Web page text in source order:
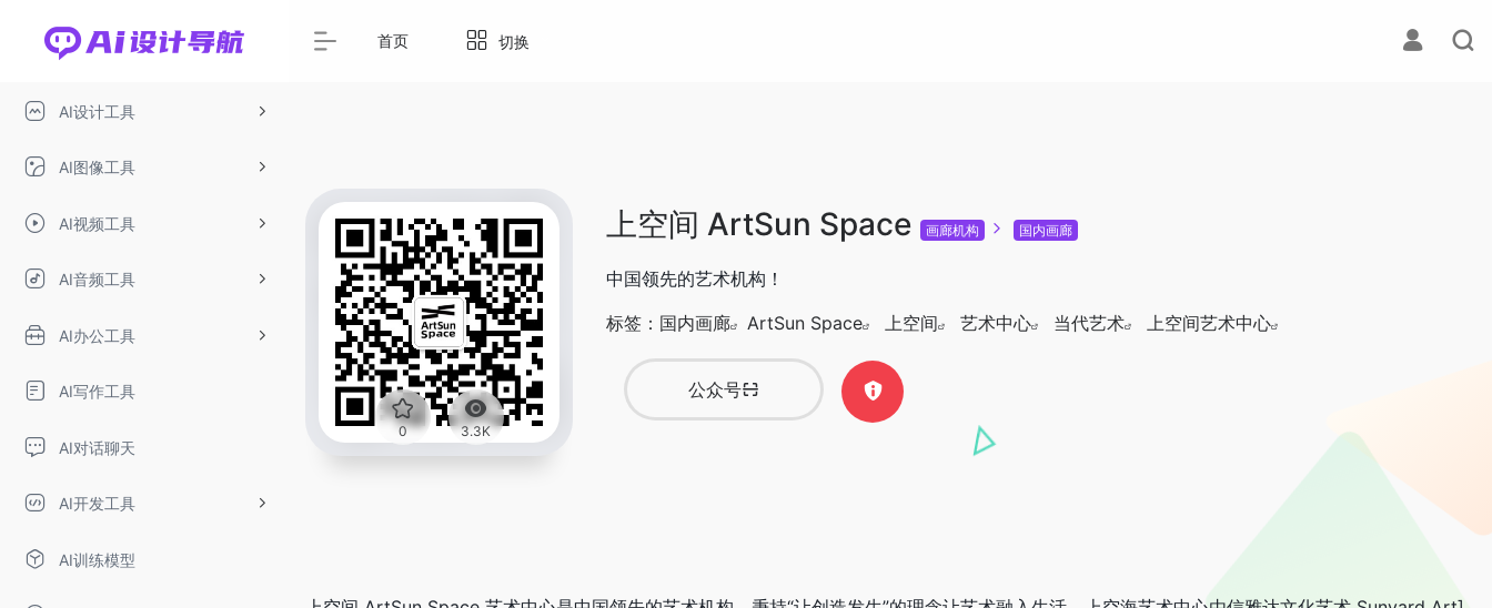
AI设计工具
AI图像工具
AI视频工具
AI音频工具
AI办公工具
AI写作工具
AI对话聊天
AI开发工具
AI训练模型
首页 切换
0 3.3K
上空间 ArtSun Space 画廊机构 国内画廊
中国领先的艺术机构！
标签： 国内画廊 ArtSun Space 上空间 艺术中心 当代艺术 上空间艺术中心
公众号